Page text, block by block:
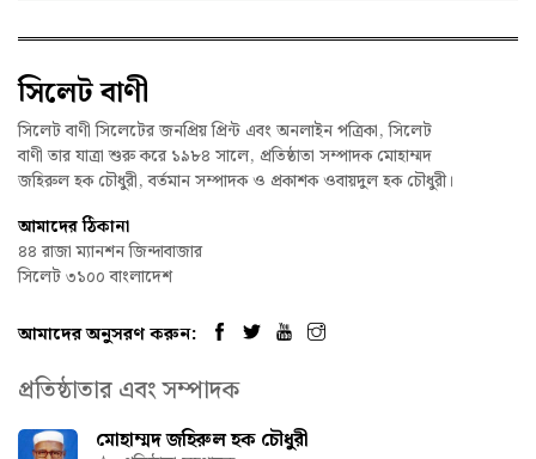
সিলেট বাণী
সিলেট বাণী সিলেটের জনপ্রিয় প্রিন্ট এবং অনলাইন পত্রিকা, সিলেট
বাণী তার যাত্রা শুরু করে ১৯৮৪ সালে, প্রতিষ্ঠাতা সম্পাদক মোহাম্মদ
জহিরুল হক চৌধুরী, বর্তমান সম্পাদক ও প্রকাশক ওবায়দুল হক চৌধুরী।
আমাদের ঠিকানা
৪৪ রাজা ম্যানশন জিন্দাবাজার
সিলেট ৩১০০ বাংলাদেশ
আমাদের অনুসরণ করুন:
প্রতিষ্ঠাতার এবং সম্পাদক
মোহাম্মদ জহিরুল হক চৌধুরী